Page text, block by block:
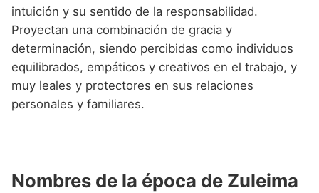
intuición y su sentido de la responsabilidad.
Proyectan una combinación de gracia y
determinación, siendo percibidas como individuos
equilibrados, empáticos y creativos en el trabajo, y
muy leales y protectores en sus relaciones
personales y familiares.
Nombres de la época de Zuleima